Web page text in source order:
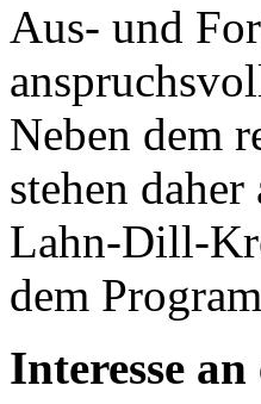
Aus- und
Neben dem
stehen
Lahn-Dill-
dem
Interesse